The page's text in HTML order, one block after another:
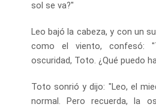
sol se va?"
Leo bajó la cabeza, y con un
como el viento, confesó:
oscuridad, Toto. ¿Qué puedo
Toto sonrió y dijo: "Leo, el
normal. Pero recuerda, la